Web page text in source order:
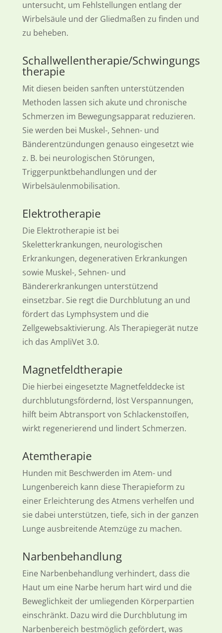
untersucht, um Fehlstellungen entlang der
Wirbelsäule und der Gliedmaßen zu finden und
zu beheben.
Schallwellentherapie/Schwingungs
therapie
Mit diesen beiden sanften unterstützenden
Methoden lassen sich akute und chronische
Schmerzen im Bewegungsapparat reduzieren.
Sie werden bei Muskel-, Sehnen- und
Bänderentzündungen genauso eingesetzt wie
z. B. bei neurologischen Störungen,
Triggerpunktbehandlungen und der
Wirbelsäulenmobilisation.
Elektrotherapie
Die Elektrotherapie ist bei
Skeletterkrankungen, neurologischen
Erkrankungen, degenerativen Erkrankungen
sowie Muskel-, Sehnen- und
Bändererkrankungen unterstützend
einsetzbar. Sie regt die Durchblutung an und
fördert das Lymphsystem und die
Zellgewebsaktivierung. Als Therapiegerät nutze
ich das AmpliVet 3.0.
Magnetfeldtherapie
Die hierbei eingesetzte Magnetfelddecke ist
durchblutungsfördernd, löst Verspannungen,
hilft beim Abtransport von Schlackenstoﬀen,
wirkt regenerierend und lindert Schmerzen.
Atemtherapie
Hunden mit Beschwerden im Atem- und
Lungenbereich kann diese Therapieform zu
einer Erleichterung des Atmens verhelfen und
sie dabei unterstützen, tiefe, sich in der ganzen
Lunge ausbreitende Atemzüge zu machen.
Narbenbehandlung
Eine Narbenbehandlung verhindert, dass die
Haut um eine Narbe herum hart wird und die
Beweglichkeit der umliegenden Körperpartien
einschränkt. Dazu wird die Durchblutung im
Narbenbereich bestmöglich gefördert, was